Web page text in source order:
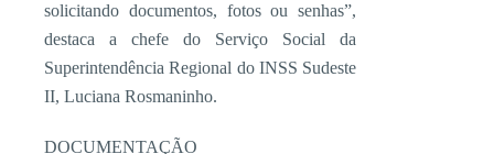
solicitando documentos, fotos ou senhas”,
destaca a chefe do Serviço Social da
Superintendência Regional do INSS Sudeste
II, Luciana Rosmaninho.
DOCUMENTAÇÃO